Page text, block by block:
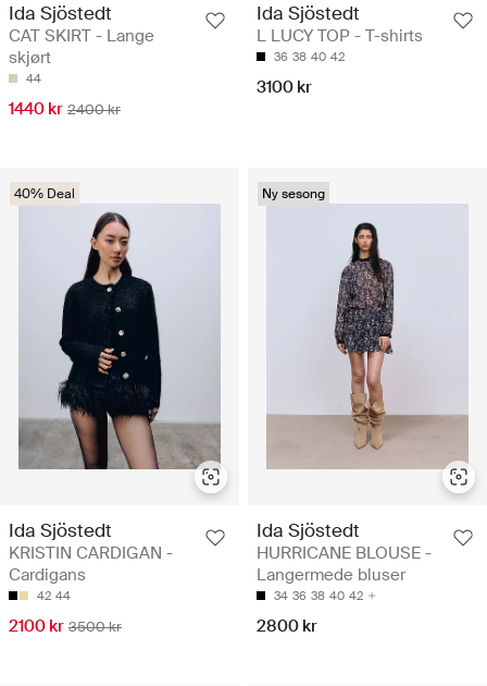
Ida Sjöstedt
CAT SKIRT - Lange
skjørt
44
1440 kr 2400 kr
Ida Sjöstedt
L LUCY TOP - T-shirts
36 38 40 42
3100 kr
40% Deal
Ida Sjöstedt
KRISTIN CARDIGAN -
Cardigans
42 44
2100 kr 3500 kr
Ny sesong
Ida Sjöstedt
HURRICANE BLOUSE -
Langermede bluser
34 36 38 40 42
2800 kr